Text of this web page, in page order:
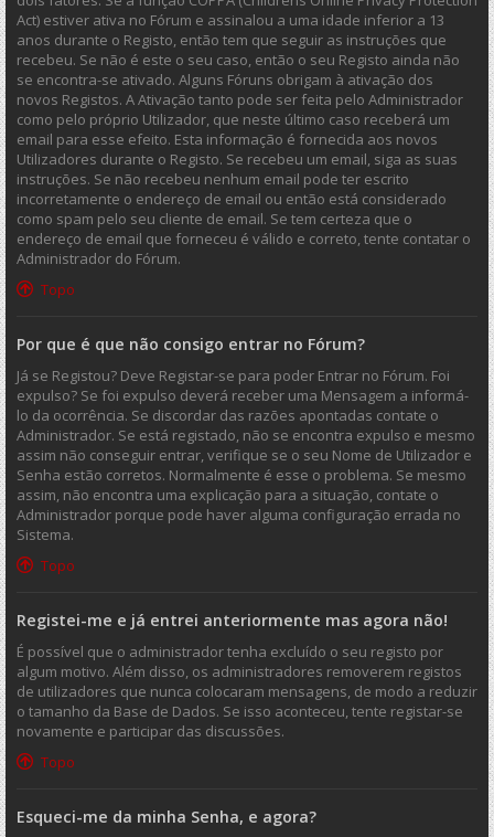
Act) estiver ativa no Fórum e assinalou a uma idade inferior a 13
anos durante o Registo, então tem que seguir as instruções que
recebeu. Se não é este o seu caso, então o seu Registo ainda não
se encontra-se ativado. Alguns Fóruns obrigam à ativação dos
novos Registos. A Ativação tanto pode ser feita pelo Administrador
como pelo próprio Utilizador, que neste último caso receberá um
email para esse efeito. Esta informação é fornecida aos novos
Utilizadores durante o Registo. Se recebeu um email, siga as suas
instruções. Se não recebeu nenhum email pode ter escrito
incorretamente o endereço de email ou então está considerado
como spam pelo seu cliente de email. Se tem certeza que o
endereço de email que forneceu é válido e correto, tente contatar o
Administrador do Fórum.
Topo
Por que é que não consigo entrar no Fórum?
Já se Registou? Deve Registar-se para poder Entrar no Fórum. Foi
expulso? Se foi expulso deverá receber uma Mensagem a informá-
lo da ocorrência. Se discordar das razões apontadas contate o
Administrador. Se está registado, não se encontra expulso e mesmo
assim não conseguir entrar, verifique se o seu Nome de Utilizador e
Senha estão corretos. Normalmente é esse o problema. Se mesmo
assim, não encontra uma explicação para a situação, contate o
Administrador porque pode haver alguma configuração errada no
Sistema.
Topo
Registei-me e já entrei anteriormente mas agora não!
É possível que o administrador tenha excluído o seu registo por
algum motivo. Além disso, os administradores removerem registos
de utilizadores que nunca colocaram mensagens, de modo a reduzir
o tamanho da Base de Dados. Se isso aconteceu, tente registar-se
novamente e participar das discussões.
Topo
Esqueci-me da minha Senha, e agora?